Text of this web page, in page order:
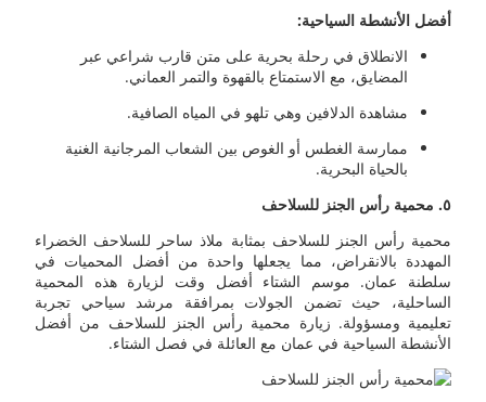
أفضل الأنشطة السياحية:
الانطلاق في رحلة بحرية على متن قارب شراعي عبر
المضايق، مع الاستمتاع بالقهوة والتمر العماني.
مشاهدة الدلافين وهي تلهو في المياه الصافية.
ممارسة الغطس أو الغوص بين الشعاب المرجانية الغنية
بالحياة البحرية.
٥. محمية رأس الجنز للسلاحف
محمية رأس الجنز للسلاحف بمثابة ملاذ ساحر للسلاحف الخضراء
المهددة بالانقراض، مما يجعلها واحدة من أفضل المحميات في
سلطنة عمان. موسم الشتاء أفضل وقت لزيارة هذه المحمية
الساحلية، حيث تضمن الجولات بمرافقة مرشد سياحي تجربة
تعليمية ومسؤولة. زيارة محمية رأس الجنز للسلاحف من أفضل
الأنشطة السياحية في عمان مع العائلة في فصل الشتاء.